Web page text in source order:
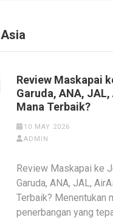
Review Maskapai
Garuda, ANA,
Mana Terbaik?
10 MAY 2026
ADMIN
Review Maskapai ke
Garuda, ANA, JAL,
Terbaik? Menentukan
penerbangan yang